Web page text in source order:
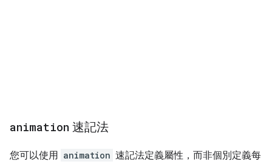
animation 速記法
您可以使用 animation 速記法定義屬性，而非個別定義每